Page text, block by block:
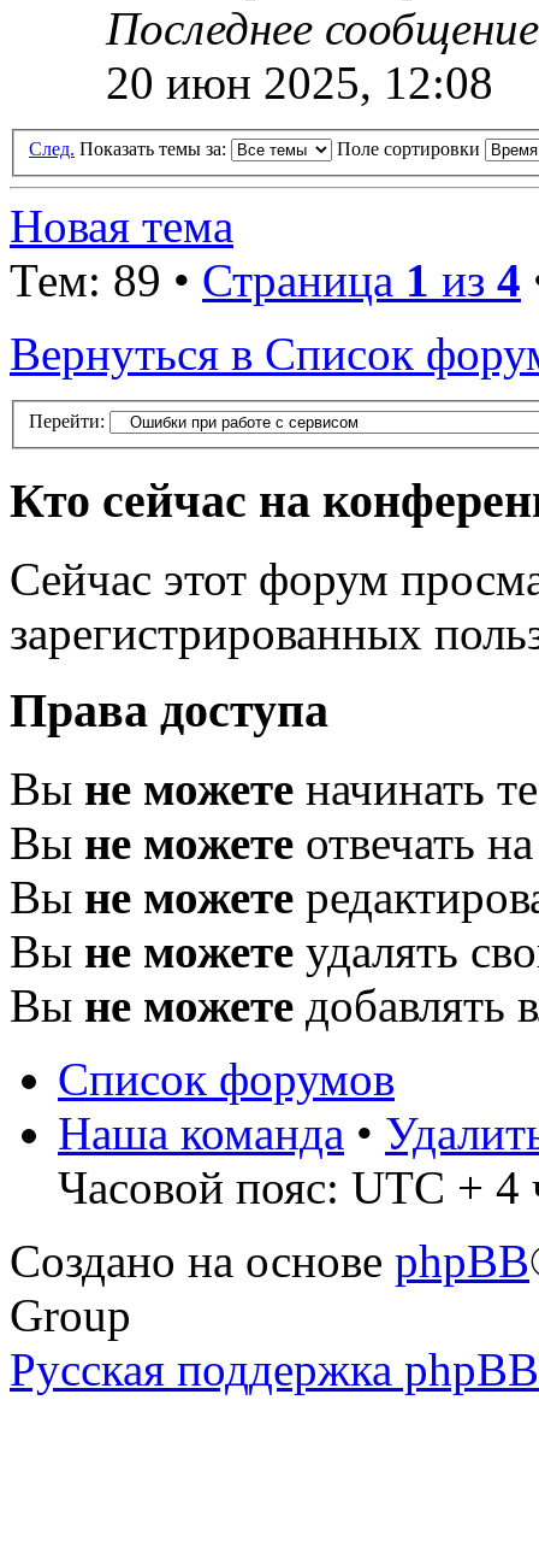
Последнее
20 июн 2025, 12:08
След. Показать темы за: Поле сортировки
Новая тема
Тем: 89 • Страница 1 из 4
Вернуться в Список
Перейти:
Кто сейчас на
Сейчас этот форум
зарегистрированных
Права доступа
Вы не можете начинать
Вы не можете отвечать
Вы не можете
Вы не можете удалять
Вы не можете добавлять
Список форумов
Наша команда •
Часовой пояс: UTC + 4
Создано на основе phpBB
Group
Русская поддержка phpBB